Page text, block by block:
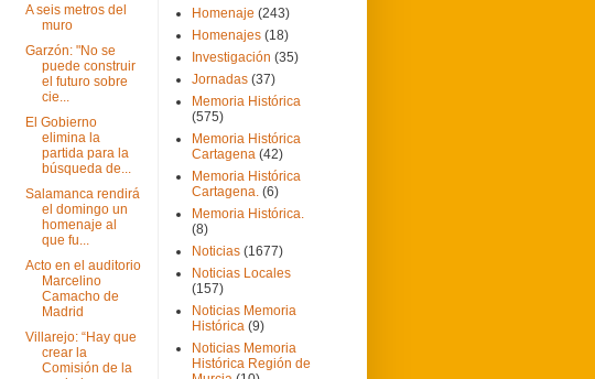
A seis metros del
muro
Garzón: "No se
puede construir
el futuro sobre
cie...
El Gobierno
elimina la
partida para la
búsqueda de...
Salamanca rendirá
el domingo un
homenaje al
que fu...
Acto en el auditorio
Marcelino
Camacho de
Madrid
Villarejo: “Hay que
crear la
Comisión de la
Homenaje (243)
Homenajes (18)
Investigación (35)
Jornadas (37)
Memoria Histórica
(575)
Memoria Histórica
Cartagena (42)
Memoria Histórica
Cartagena. (6)
Memoria Histórica.
(8)
Noticias (1677)
Noticias Locales
(157)
Noticias Memoria
Histórica (9)
Noticias Memoria
Histórica Región de